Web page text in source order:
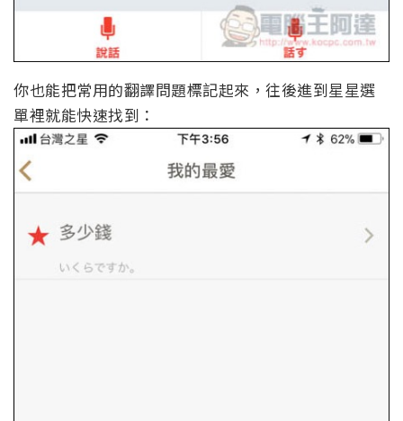
你也能把常用的翻譯問題標記起來，往後進到星星選
單裡就能快速找到：